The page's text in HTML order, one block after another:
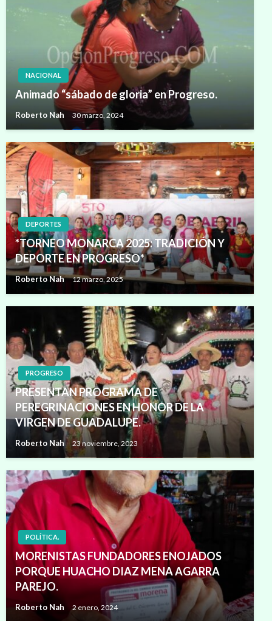
NACIONAL
Animado “sábado de gloria” en Progreso.
Roberto Nah 30 marzo, 2024
DEPORTES
*TORNEO MONARCA 2025: TRADICIÓN Y
DEPORTE EN PROGRESO*
Roberto Nah 12 marzo, 2025
PROGRESO
PRESENTAN PROGRAMA DE
PEREGRINACIONES EN HONOR DE LA
VIRGEN DE GUADALUPE.
Roberto Nah 23 noviembre, 2023
POLÍTICA.
MORENISTAS FUNDADORES ENOJADOS
PORQUE HUACHO DIAZ MENA AGARRA
PAREJO.
Roberto Nah 2 enero, 2024